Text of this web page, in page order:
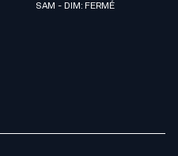
SAM - DIM: FERMÉ